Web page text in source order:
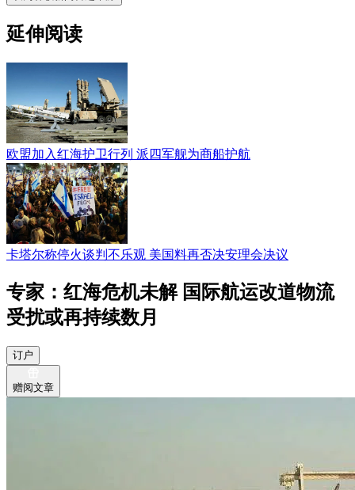
延伸阅读
欧盟加入红海护卫行列 派四军舰为商船护航
卡塔尔称停火谈判不乐观 美国料再否决安理会决议
专家：红海危机未解 国际航运改道物流
受扰或再持续数月
订户
赠阅文章